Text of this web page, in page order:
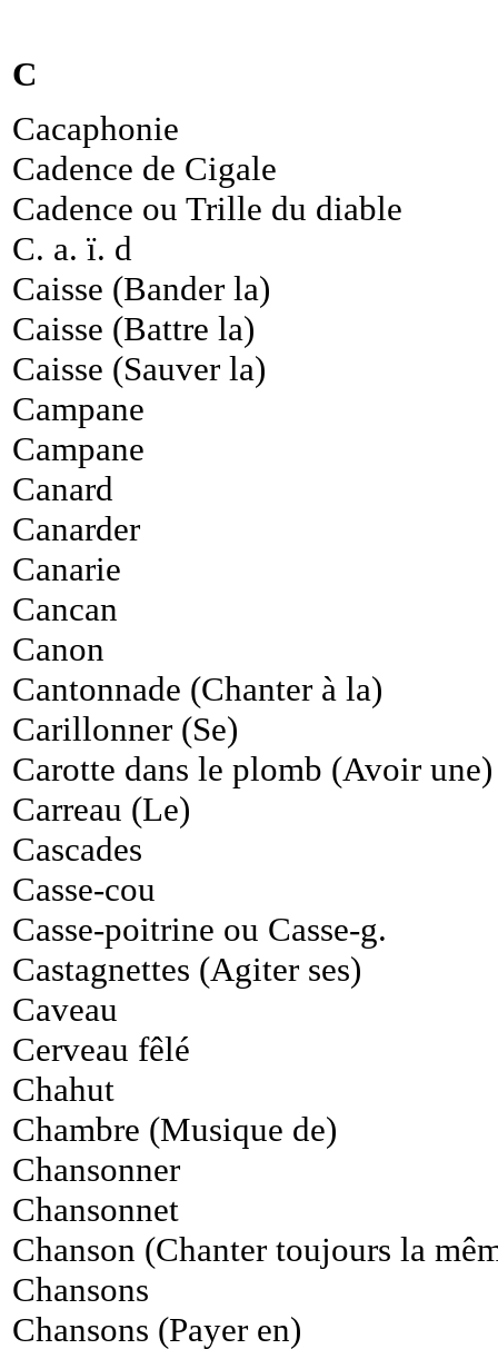
C
Cacaphonie
Cadence de Cigale
Cadence ou Trille du diable
C. a. ï. d
Caisse (Bander la)
Caisse (Battre la)
Caisse (Sauver la)
Campane
Campane
Canard
Canarder
Canarie
Cancan
Canon
Cantonnade (Chanter à la)
Carillonner (Se)
Carotte dans le plomb (Avoir une)
Carreau (Le)
Cascades
Casse-cou
Casse-poitrine ou Casse-g.
Castagnettes (Agiter ses)
Caveau
Cerveau fêlé
Chahut
Chambre (Musique de)
Chansonner
Chansonnet
Chanson (Chanter toujours la
Chansons
Chansons (Payer en)